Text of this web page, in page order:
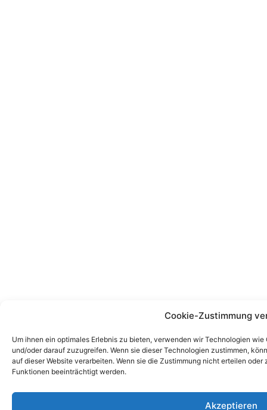
Cookie-Zustimmung
Um ihnen ein optimales Erlebnis zu bieten, verwenden wir Technologien
und/oder darauf zuzugreifen. Wenn sie dieser Technologien zustimmen,
auf dieser Website verarbeiten. Wenn sie die Zustimmung nicht erteilen
Funktionen beeinträchtigt werden.
Akzeptieren